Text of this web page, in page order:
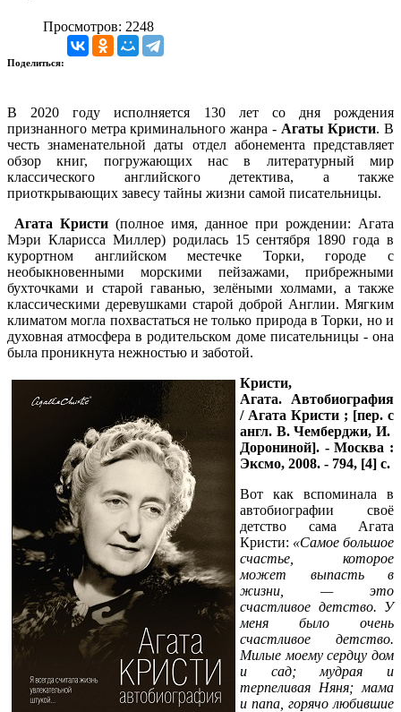
Просмотров: 2248
Поделиться:
В 2020 году исполняется 130 лет со дня рождения
признанного метра криминального жанра - Агаты Кристи. В
честь знаменательной даты отдел абонемента представляет
обзор книг, погружающих нас в литературный мир
классического английского детектива, а также
приоткрывающих завесу тайны жизни самой писательницы.
Агата Кристи (полное имя, данное при рождении: Агата
Мэри Кларисса Миллер) родилась 15 сентября 1890 года в
курортном английском местечке Торки, городе с
необыкновенными морскими пейзажами, прибрежными
бухточками и старой гаванью, зелёными холмами, а также
классическими деревушками старой доброй Англии. Мягким
климатом могла похвастаться не только природа в Торки, но и
духовная атмосфера в родительском доме писательницы - она
была проникнута нежностью и заботой.
Кристи,
Агата. Автобиография
/ Агата Кристи ; [пер. с
англ. В. Чемберджи, И.
Дорониной]. - Москва :
Эксмо, 2008. - 794, [4] с.
Вот как вспоминала в
автобиографии своё
детство сама Агата
Кристи: «Самое большое
счастье, которое
может выпасть в
жизни, — это
счастливое детство. У
меня было очень
счастливое детство.
Милые моему сердцу дом
и сад; мудрая и
терпеливая Няня; мама
и папа, горячо любившие